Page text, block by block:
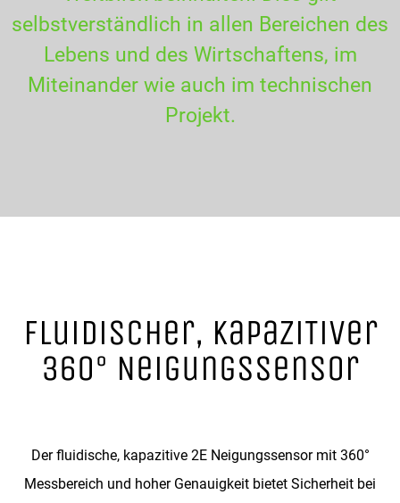
selbstverständlich in allen Bereichen des
Lebens und des Wirtschaftens, im
Miteinander wie auch im technischen
Projekt.
Fluidischer, kapaziTiver
360° Neigungssensor
Der fluidische, kapazitive 2E Neigungssensor mit 360°
Messbereich und hoher Genauigkeit bietet Sicherheit bei